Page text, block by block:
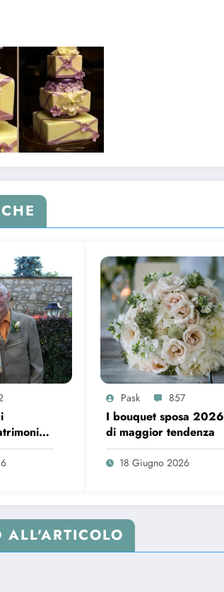
Pask 857
I bouquet sposa 2026
di maggior tendenza
18 Giugno 2026
ALL'ARTICOLO